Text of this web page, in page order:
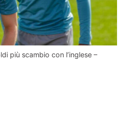
più scambio con l’inglese –